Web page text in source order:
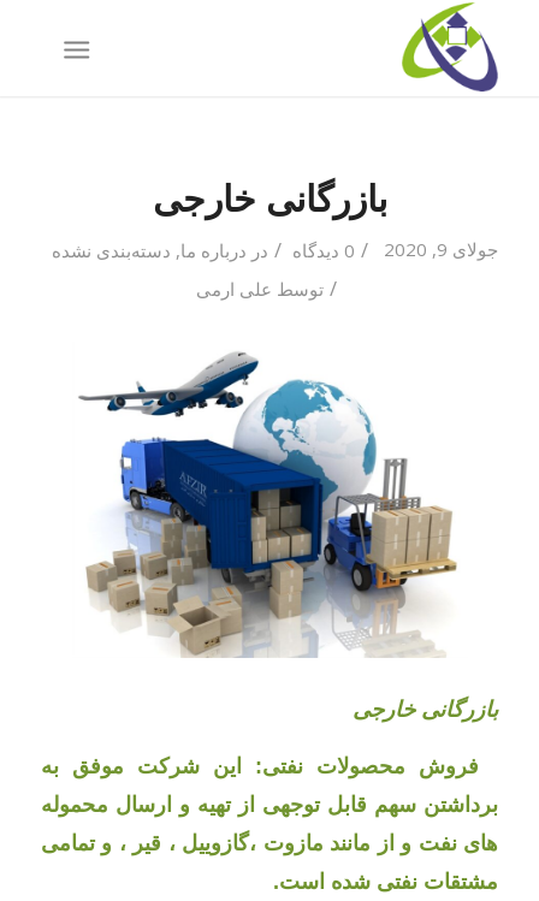
بازرگانی خارجی
جولای 9, 2020 / 0 دیدگاه / در درباره ما, دسته‌بندی نشده
/ توسط علی ارمی
بازرگانی خارجی
فروش محصولات نفتی: این شرکت موفق به
برداشتن سهم قابل توجهی از تهیه و ارسال محموله
های نفت و از مانند مازوت ،گازوییل ، قیر ، و تمامی
مشتقات نفتی شده است.